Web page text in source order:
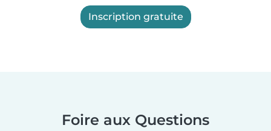
Inscription gratuite
Foire aux Questions